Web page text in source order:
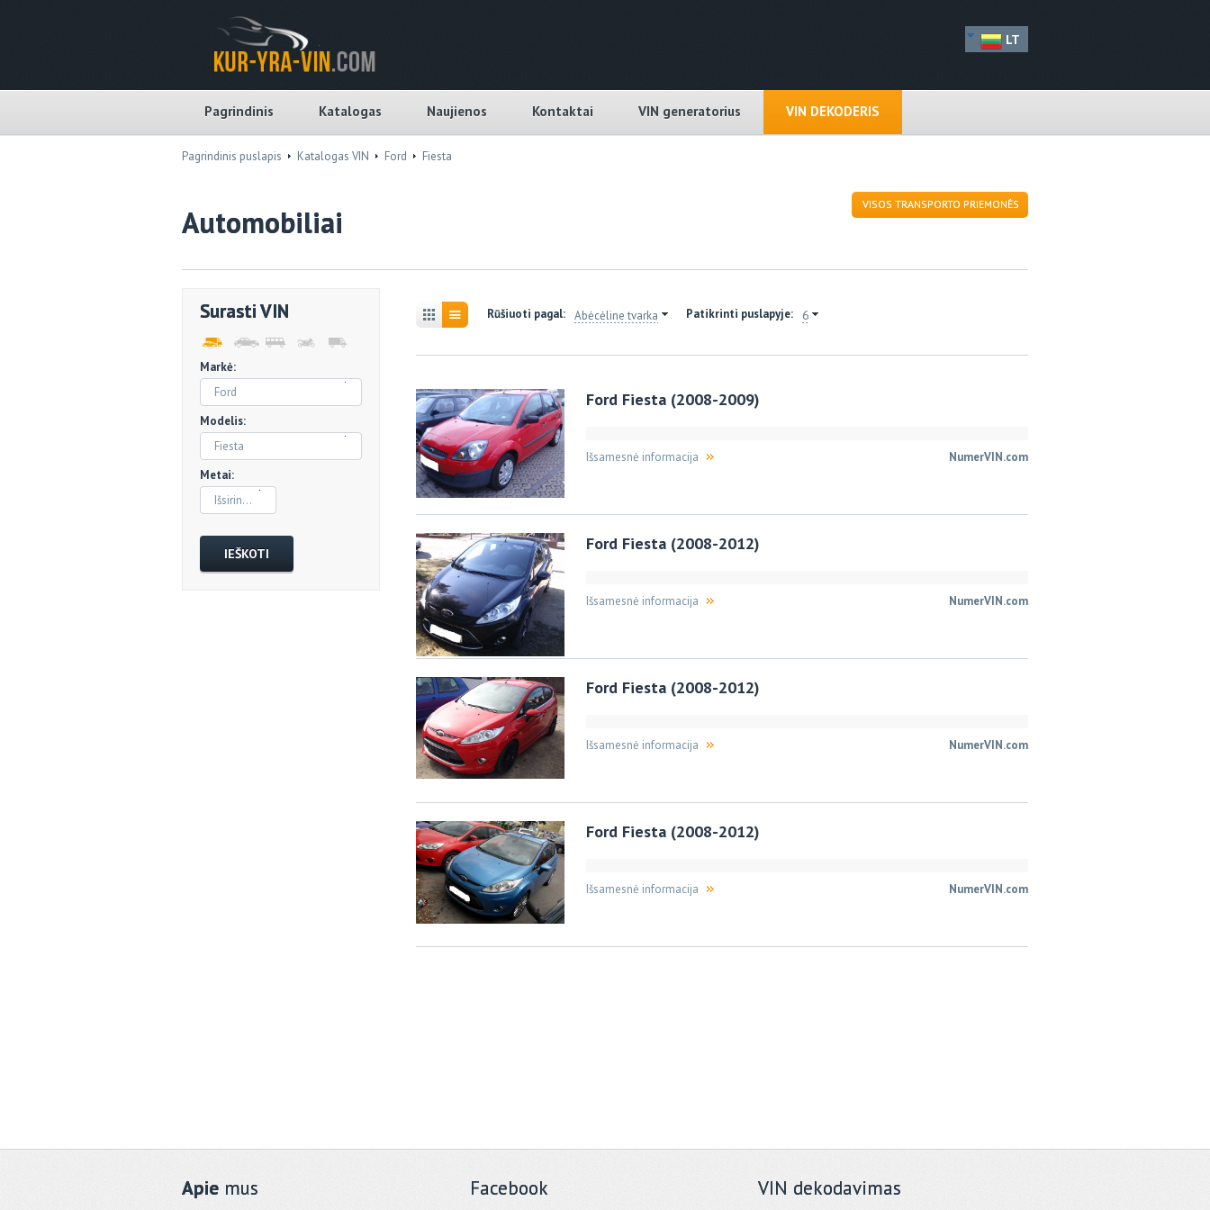
LT
Pagrindinis Katalogas Naujienos Kontaktai VIN generatorius VIN DEKODERIS
Pagrindinis puslapis Katalogas VIN Ford Fiesta
VISOS TRANSPORTO PRIEMONĖS
Automobiliai
Surasti VIN
Markė:
Ford
Modelis:
Fiesta
Metai:
Išsirinkti
Rūšiuoti pagal: Abėcėline tvarka Patikrinti puslapyje: 6
Ford Fiesta (2008-2009)
NumerVIN.com
Išsamesnė informacija
Ford Fiesta (2008-2012)
NumerVIN.com
Išsamesnė informacija
Ford Fiesta (2008-2012)
NumerVIN.com
Išsamesnė informacija
Ford Fiesta (2008-2012)
NumerVIN.com
Išsamesnė informacija
Apie mus Facebook VIN dekodavimas